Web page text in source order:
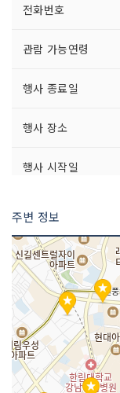
전화번호
관람 가능연령
행사 종료일
행사 장소
행사 시작일
관람 소요시간
주최자 정보
주최자 연락처
주관사 정보
주변 정보